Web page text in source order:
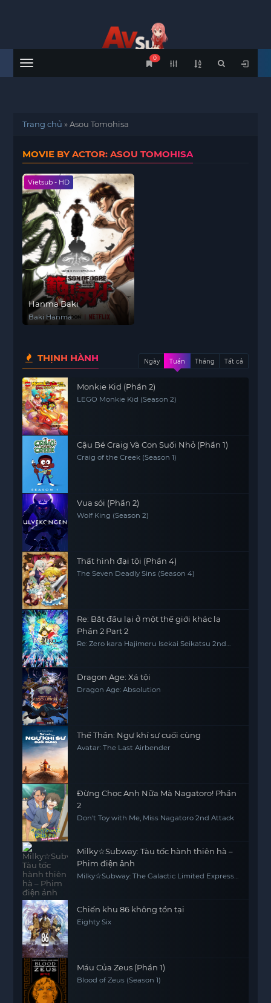
Menu
0
Trang chủ »Asou Tomohisa
MOVIE BY ACTOR: ASOU TOMOHISA
Vietsub - HD
Hanma Baki
Baki Hanma
THỊNH HÀNH Ngày Tuần Tháng Tất cả
Monkie Kid (Phần 2)
LEGO Monkie Kid (Season 2)
Cậu Bé Craig Và Con Suối Nhỏ (Phần 1)
Craig of the Creek (Season 1)
Vua sói (Phần 2)
Wolf King (Season 2)
Thất hình đại tội (Phần 4)
The Seven Deadly Sins (Season 4)
Re: Bắt đầu lại ở một thế giới khác lạ
Phần 2 Part 2
Re: Zero kara Hajimeru Isekai Seikatsu 2nd
Dragon Age: Xá tội
Dragon Age: Absolution
Thế Thần: Ngự khí sư cuối cùng
Avatar: The Last Airbender
Đừng Chọc Anh Nữa Mà Nagatoro! Phần
2
Don't Toy with Me, Miss Nagatoro 2nd Attack
Milky☆Subway: Tàu tốc hành thiên hà –
Phim điện ảnh
Milky☆Subway: The Galactic Limited Express -
Chiến khu 86 không tồn tại
Eighty Six
Máu Của Zeus (Phần 1)
Blood of Zeus (Season 1)